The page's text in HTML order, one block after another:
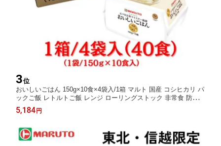
3位
おいしいごはん 150g×10食×4袋入/1箱 マルト 国産 コシヒカリ パ
ックご飯 レトルトご飯 レンジ ローリングストック 非常食 防災
仕送り
5,184 円